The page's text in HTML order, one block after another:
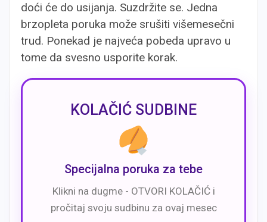
doći će do usijanja. Suzdržite se. Jedna
brzopleta poruka može srušiti višemesečni
trud. Ponekad je najveća pobeda upravo u
tome da svesno usporite korak.
KOLAČIĆ SUDBINE
Specijalna poruka za tebe
Klikni na dugme - OTVORI KOLAČIĆ i
pročitaj svoju sudbinu za ovaj mesec